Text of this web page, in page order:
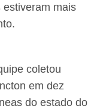
estiveram mais
coletou
em dez
do estado do